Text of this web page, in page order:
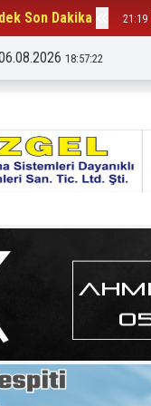
Son Dakika 21:19
18:57:25